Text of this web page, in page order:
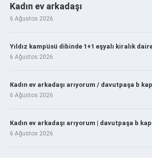
Kadın ev arkadaşı
6 Ağustos 2026
Yıldız kampüsü dibinde 1+1 eşyalı kiralık
6 Ağustos 2026
Kadın ev arkadaşı arıyorum / davutpaşa b
6 Ağustos 2026
Kadın ev arkadaşı arıyorum | davutpaşa b
6 Ağustos 2026